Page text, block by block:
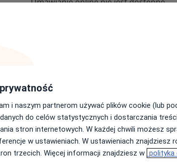
Dziś
8 Sie
Jutro
9 Sie
Pon,
10 Sie
Wt,
11 Sie
Umawianie online nie jest dostępne
i naszym partnerom używać plików cookie (lub
do celów statystycznych i dostarczania
stron internetowych. W każdej chwili możesz
w ustawieniach. W ustawieniach znajdziesz
trzecich. Więcej informacji znajdziesz w polityka